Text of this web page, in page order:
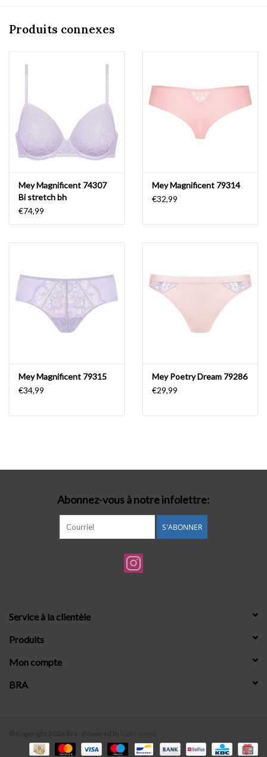
Produits connexes
Mey Magnificent 74307
Bi stretch bh
€74,99
Mey Magnificent 79314
€32,99
Mey Magnificent 79315
€34,99
Mey Poetry Dream 79286
€29,99
Abonnez-vous à notre infolettre:
S'ABONNER
Service à la clientèle
Produits
Mon compte
BRA
© Copyright 2026 Bra - Powered by